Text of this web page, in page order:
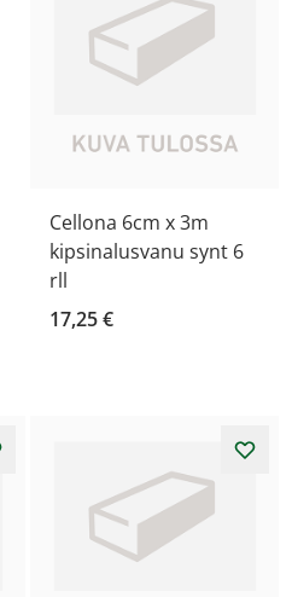
Cellona 6cm x 3m
kipsinalusvanu synt 6
rll
17,25 €